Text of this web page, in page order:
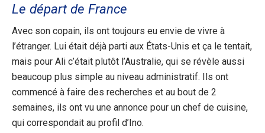
Le départ de France
Avec son copain, ils ont toujours eu envie de vivre à
l’étranger. Lui était déjà parti aux États-Unis et ça le tentait,
mais pour Ali c’était plutôt l’Australie, qui se révèle aussi
beaucoup plus simple au niveau administratif. Ils ont
commencé à faire des recherches et au bout de 2
semaines, ils ont vu une annonce pour un chef de cuisine,
qui correspondait au profil d’Ino.